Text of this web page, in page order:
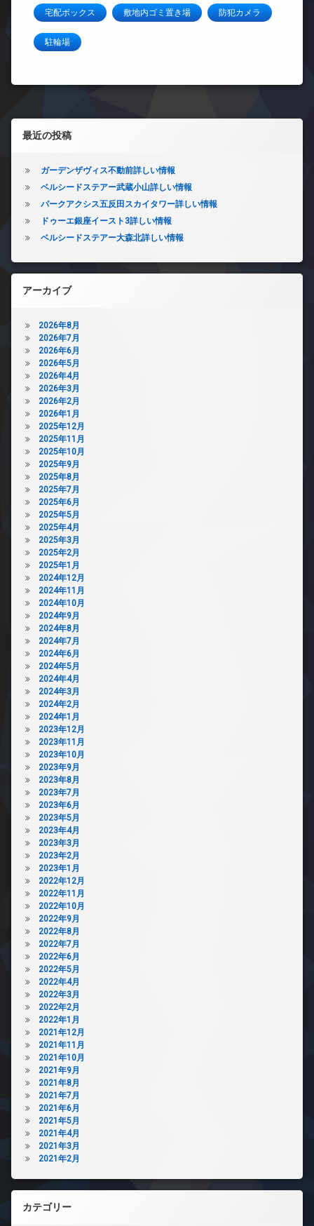
宅配ボックス 敷地内ゴミ置き場 防犯カメラ
駐輪場
左サイドバー
最近の投稿
ガーデンザヴィス不動前詳しい情報
ベルシードステアー武蔵小山詳しい情報
パークアクシス五反田スカイタワー詳しい情報
ドゥーエ銀座イースト3詳しい情報
ベルシードステアー大森北詳しい情報
アーカイブ
2026年8月
2026年7月
2026年6月
2026年5月
2026年4月
2026年3月
2026年2月
2026年1月
2025年12月
2025年11月
2025年10月
2025年9月
2025年8月
2025年7月
2025年6月
2025年5月
2025年4月
2025年3月
2025年2月
2025年1月
2024年12月
2024年11月
2024年10月
2024年9月
2024年8月
2024年7月
2024年6月
2024年5月
2024年4月
2024年3月
2024年2月
2024年1月
2023年12月
2023年11月
2023年10月
2023年9月
2023年8月
2023年7月
2023年6月
2023年5月
2023年4月
2023年3月
2023年2月
2023年1月
2022年12月
2022年11月
2022年10月
2022年9月
2022年8月
2022年7月
2022年6月
2022年5月
2022年4月
2022年3月
2022年2月
2022年1月
2021年12月
2021年11月
2021年10月
2021年9月
2021年8月
2021年7月
2021年6月
2021年5月
2021年4月
2021年3月
2021年2月
カテゴリー